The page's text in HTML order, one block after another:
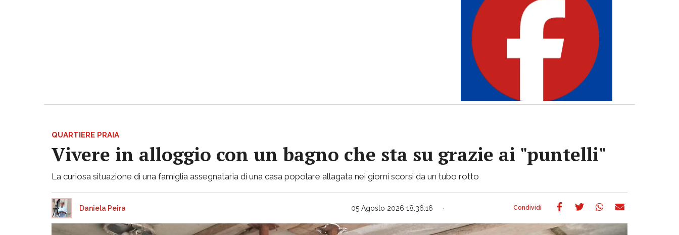
QUARTIERE PRAIA
Vivere in alloggio con un bagno che sta su grazie ai "puntelli"
La curiosa situazione di una famiglia assegnataria di una casa popolare allagata nei giorni scorsi da un tubo rotto
Daniela Peira 05 Agosto 2026 18:36:16